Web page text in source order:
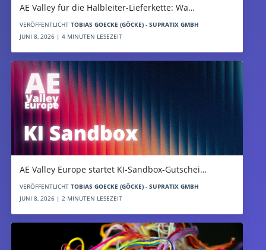
AE Valley für die Halbleiter-Lieferkette: Wa…
VERÖFFENTLICHT TOBIAS GOECKE (GÖCKE) - SUPRATIX GMBH
JUNI 8, 2026 | 4 MINUTEN LESEZEIT
AE Valley Europe startet KI-Sandbox-Gutschei…
VERÖFFENTLICHT TOBIAS GOECKE (GÖCKE) - SUPRATIX GMBH
JUNI 8, 2026 | 2 MINUTEN LESEZEIT